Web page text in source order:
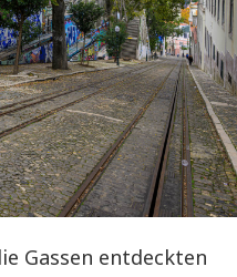
Gassen entdeckten